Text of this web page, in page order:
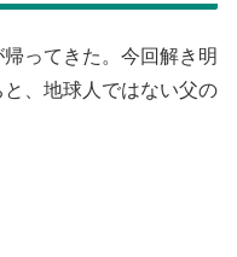
ってきた。今回解き明
、地球人ではない父の